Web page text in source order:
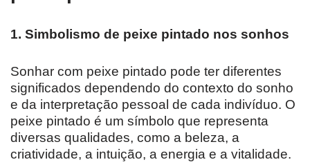
1. Simbolismo de peixe pintado nos sonhos
Sonhar com peixe pintado pode ter diferentes
significados dependendo do contexto do sonho
e da interpretação pessoal de cada indivíduo. O
peixe pintado é um símbolo que representa
diversas qualidades, como a beleza, a
criatividade, a intuição, a energia e a vitalidade.